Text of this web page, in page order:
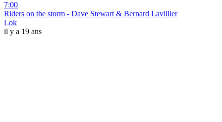
7:00
Riders on the storm - Dave Stewart & Bernard Lavillier
Lok
il y a 19 ans